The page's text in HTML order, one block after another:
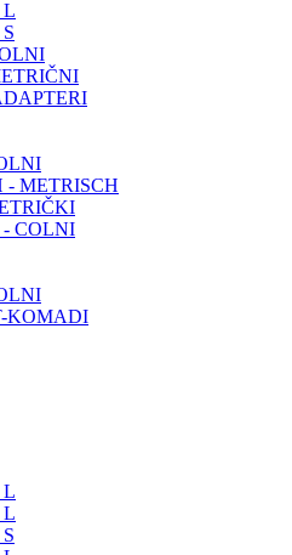
L
- METRISCH
COLNI
KOMADI
L
L